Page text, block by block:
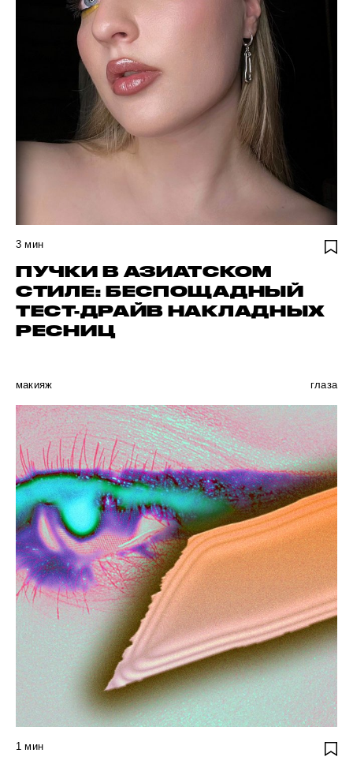
3 мин
ПУЧКИ В АЗИАТСКОМ
СТИЛЕ: БЕСПОЩАДНЫЙ
ТЕСТ-ДРАЙВ НАКЛАДНЫХ
РЕСНИЦ
макияж глаза
1 мин